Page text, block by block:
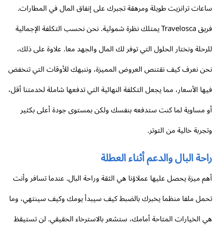
ترانزيت طويلة ومرهقة تجبرك على إنفاق المال في المطارات.
فريق Travelosca يمتلك نظرة شمولية. نحن نحسب التكلفة الإجمالية
ونختار الحلول التي توفر لك المال والجهد معا. علاوة على ذلك،
نعرف كيف نقتنص العروض المميزة، وننبهك للأوقات التي تنخفض
الأسعار، مما يجعل التكلفة النهائية التي تدفعها شاملة لخدمتنا أقل،
مساوية لما كنت ستدفعه بنفسك ولكن بمستوى جودة أعلى بكثير
خالية من التوتر.
البال والدعم أثناء العطلة
ميزة يحصل عليها عملاؤنا هي الثقة وراحة البال. عندما تسافر وأنت
ملفا منظما يخبرك بالضبط كيف سيبدأ يومك وكيف سينتهي، وما
الخيارات المتاحة أمامك، ستشعر بالاسترخاء الحقيقي. لن تستيقظ